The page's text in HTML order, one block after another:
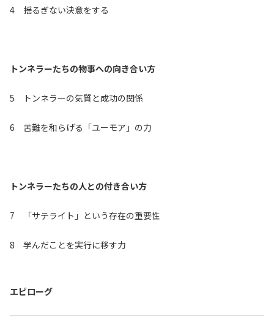
4 揺るぎない決意をする
トンネラーたちの物事への向き合い方
5 トンネラーの気質と成功の関係
6 苦難を和らげる「ユーモア」の力
トンネラーたちの人との付き合い方
7 「サテライト」という存在の重要性
8 学んだことを実行に移す力
エピローグ